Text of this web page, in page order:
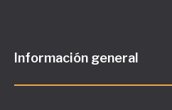
Información general